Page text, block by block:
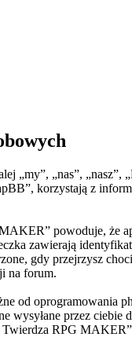
„my”, „nas”,
korzystają z
powoduje, że
zawierają
gdy przejrzysz
na forum.
od oprogramowania
przez
RPG